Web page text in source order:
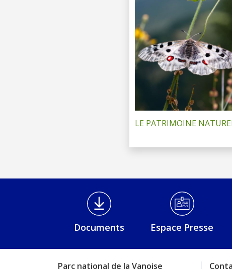
LE PATRIMOINE
Médiathèque Footer
Documents Espace Presse
Parc national de la Vanoise